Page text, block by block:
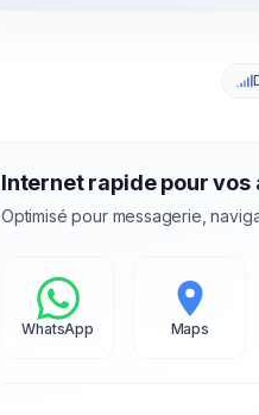
Internet rapide pour
Optimisé pour messagerie,
WhatsApp Maps